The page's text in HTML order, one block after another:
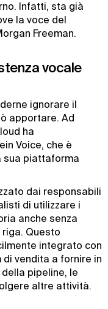
Infatti, sta già
la voce del
Freeman.
vocale
ignorare il
apportare. Ad
ha
Voice, che è
sua piattaforma
dai responsabili
di utilizzare i
anche senza
Questo
integrato con
vendita a fornire in
pipeline, le
altre attività.